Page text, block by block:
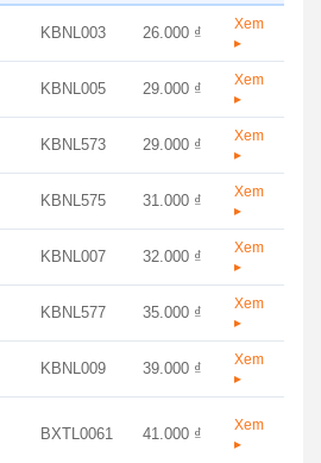
KBNL003 26.000 ₫
Xem
▸
KBNL005 29.000 ₫
Xem
▸
KBNL573 29.000 ₫
Xem
▸
KBNL575 31.000 ₫
Xem
▸
KBNL007 32.000 ₫
Xem
▸
KBNL577 35.000 ₫
Xem
▸
KBNL009 39.000 ₫
Xem
▸
BXTL0061 41.000 ₫
Xem
▸